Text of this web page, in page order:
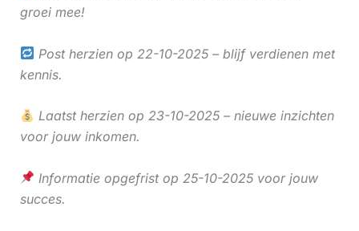
groei mee!
Post herzien op 22-10-2025 – blijf verdienen met
kennis.
Laatst herzien op 23-10-2025 – nieuwe inzichten
voor jouw inkomen.
Informatie opgefrist op 25-10-2025 voor jouw
succes.